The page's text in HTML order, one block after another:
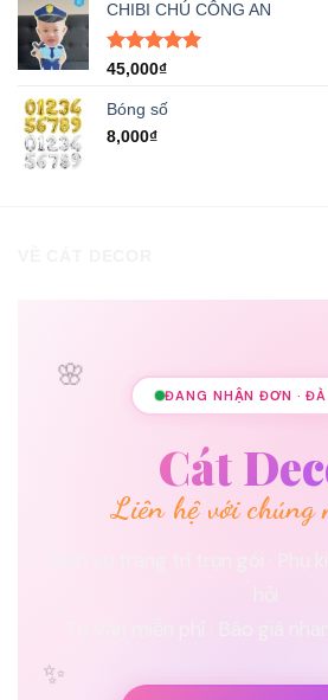
5 sao
là:
8,000₫.
tại
CHIBI CHÚ CÔNG AN
Được xếp
5 sao
45,000₫
Bóng số
8,000₫
🌸
✨
ĐANG NHẬN ĐƠN ·
Cát
Liên hệ với chúng